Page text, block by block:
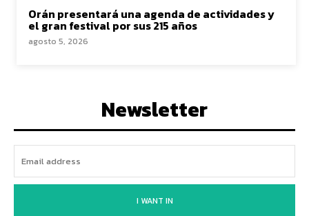
Orán presentará una agenda de actividades y
el gran festival por sus 215 años
agosto 5, 2026
Newsletter
I WANT IN